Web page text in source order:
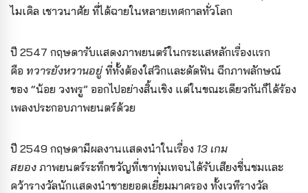
ไมเคิล เชาวนาศัย ที่ได้ฉายในหลายเทศกาลทั่วโลก
ปี 2547 กฤษดารับแสดงภาพยนตร์ในกระแสหลักเรื่องแรก
คือ ทวารยังหวานอยู่ที่ทั้งต้องใส่วิกและดัดฟัน ฉีกภาพลักษณ์
ของ “น้อย วงพรู” ออกไปอย่างสิ้นเชิง แต่ในขณะเดียวกันก็ได้ร้อง
เพลงประกอบภาพยนตร์ด้วย
ปี 2549 กฤษดามีผลงานแสดงนำในเรื่อง 13 เกม
สยอง ภาพยนตร์ระทึกขวัญที่เขาทุ่มเทจนได้รับเสียงชื่นชมและ
คว้ารางวัลนักแสดงนำชายยอดเยี่ยมมาครอง ทั้งเวทีรางวัล